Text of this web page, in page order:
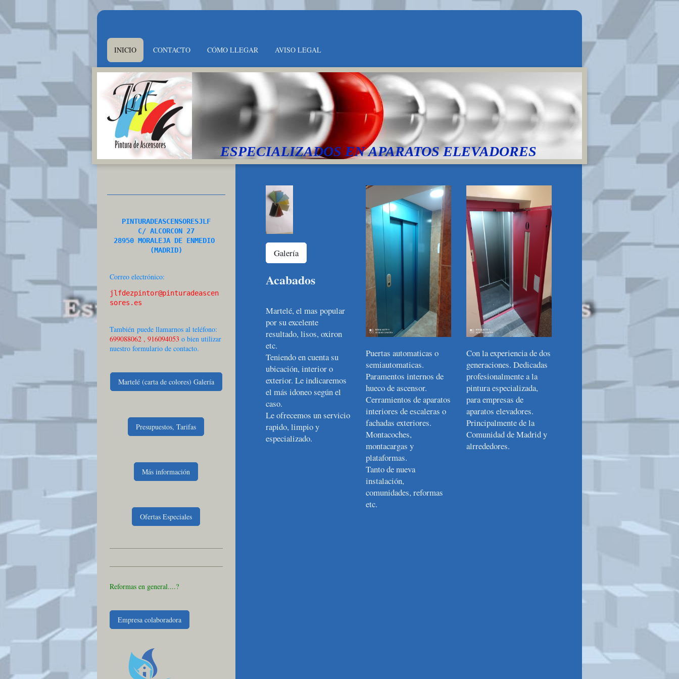
INICIO CONTACTO CÓMO LLEGAR AVISO LEGAL
ESPECIALIZADOS EN APARATOS ELEVADORES
Galería
Acabados
Martelé, el mas popular
por su excelente
resultado, lisos, oxiron
etc.
Teniendo en cuenta su
ubicación, interior o
exterior. Le indicaremos
el más idoneo según el
caso.
Le ofrecemos un servicio
rapido, limpio y
especializado.
Puertas automaticas o
semiautomaticas.
Paramentos internos de
hueco de ascensor.
Cerramientos de aparatos
interiores de escaleras o
fachadas exteriores.
Montacoches,
montacargas y
plataformas.
Tanto de nueva
instalación,
comunidades, reformas
etc.
Con la experiencia de dos
generaciones. Dedicadas
profesionalmente a la
pintura especializada,
para empresas de
aparatos elevadores.
Principalmente de la
Comunidad de Madrid y
alrrededores.
PINTURADEASCENSORESJLF
C/ ALCORCON 27
28950 MORALEJA DE ENMEDIO
(MADRID)
Correo electrónico:
jlfdezpintor@pinturadeascen
sores.es
También puede llamarnos al teléfono:
699088062 , 916094053 o bien utilizar
nuestro formulario de contacto.
Martelé (carta de colores) Galería
Presupuestos, Tarifas
Más información
Ofertas Especiales
Reformas en general....?
Empresa colaboradora